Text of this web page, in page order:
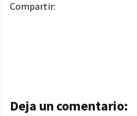
Compartir:
Navegación de
Deja un comentario: